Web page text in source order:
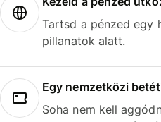
Tartsd a pénzed egy
pillanatok alatt.
Egy nemzetközi
Soha nem kell